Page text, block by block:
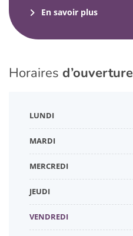
En savoir plus
Horaires d’ouverture
LUNDI
MARDI
MERCREDI
JEUDI
VENDREDI